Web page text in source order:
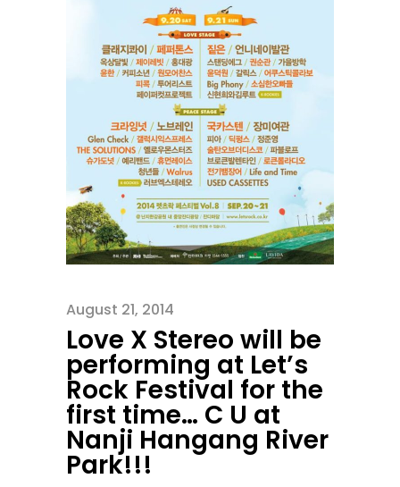
August 21, 2014
Love X Stereo will be
performing at Let’s
Rock Festival for the
first time… C U at
Nanji Hangang River
Park!!!